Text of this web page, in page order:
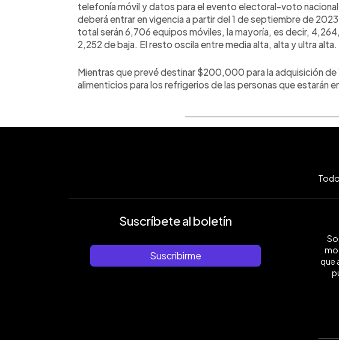
telefonía móvil y datos para el evento electoral-voto
deberá entrar en vigencia a partir del 1 de septiembre de
total serán 6,706 equipos móviles, la mayoría, es decir,
2,252 de baja. El resto oscila entre media alta, alta y ultra alta.
Mientras que prevé destinar $200,000 para la adquisición
alimenticios para los refrigerios de las personas que estarán
Suscríbete al boletín
Suscribirme
que